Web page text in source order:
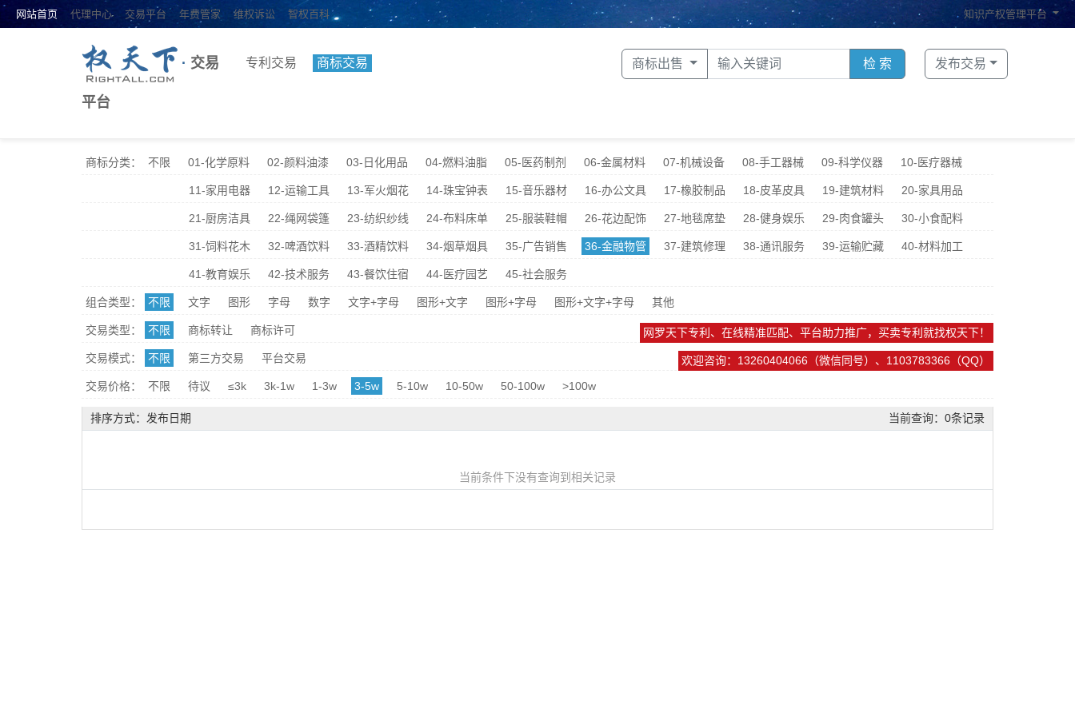
网站首页 代理中心 交易平台 年费管家 维权诉讼 智权百科 知识产权管理平台
· 交易
平台
专利交易 商标交易 商标出售 检 索 发布交易
商标分类： 不限 01-化学原料 02-颜料油漆 03-日化用品 04-燃料油脂 05-医药制剂 06-金属材料 07-机械设备 08-手工器械 09-科学仪器 10-医疗器械
11-家用电器 12-运输工具 13-军火烟花 14-珠宝钟表 15-音乐器材 16-办公文具 17-橡胶制品 18-皮革皮具 19-建筑材料 20-家具用品
21-厨房洁具 22-绳网袋篷 23-纺织纱线 24-布料床单 25-服装鞋帽 26-花边配饰 27-地毯席垫 28-健身娱乐 29-肉食罐头 30-小食配料
31-饲料花木 32-啤酒饮料 33-酒精饮料 34-烟草烟具 35-广告销售 36-金融物管 37-建筑修理 38-通讯服务 39-运输贮藏 40-材料加工
41-教育娱乐 42-技术服务 43-餐饮住宿 44-医疗园艺 45-社会服务
组合类型： 不限 文字 图形 字母 数字 文字+字母 图形+文字 图形+字母 图形+文字+字母 其他
交易类型： 不限 商标转让 商标许可
网罗天下专利、在线精准匹配、平台助力推广，买卖专利就找权天下！
交易模式：
不限 第三方交易 平台交易
欢迎咨询：13260404066（微信同号）、1103783366（QQ）
交易价格：
不限 待议 ≤3k 3k-1w 1-3w 3-5w 5-10w 10-50w 50-100w >100w
排序方式：发布日期 当前查询：0条记录
当前条件下没有查询到相关记录